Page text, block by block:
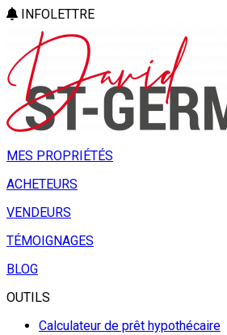
INFOLETTRE
MES PROPRIÉTÉS
ACHETEURS
VENDEURS
TÉMOIGNAGES
BLOG
OUTILS
Calculateur de prêt hypothécaire